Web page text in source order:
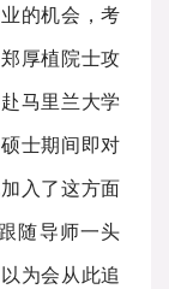
的机会，考
厚植院士攻
马里兰大学
士期间即对
入了这方面
随导师一头
为会从此追